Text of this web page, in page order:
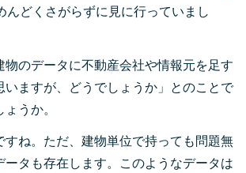
んどくさがらずに見に行っていまし
のデータに不動産会社や情報元を足す
いますが、どうでしょうか」とのことで
うか。
すね。ただ、建物単位で持っても問題無
ータも存在します。このようなデータは